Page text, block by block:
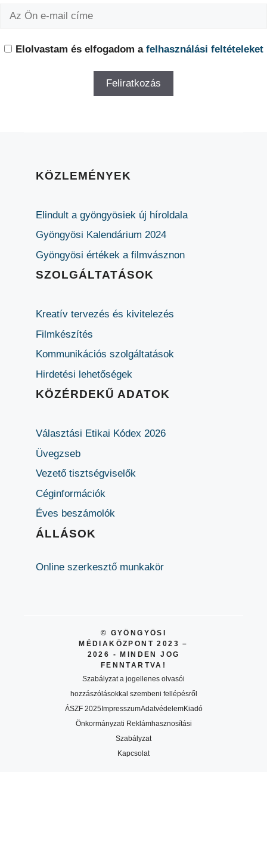
Elolvastam és elfogadom a felhasználási feltételeket
KÖZLEMÉNYEK
Elindult a gyöngyösiek új híroldala
Gyöngyösi Kalendárium 2024
Gyöngyösi értékek a filmvásznon
SZOLGÁLTATÁSOK
Kreatív tervezés és kivitelezés
Filmkészítés
Kommunikációs szolgáltatások
Hirdetési lehetőségek
KÖZÉRDEKŰ ADATOK
Választási Etikai Kódex 2026
Üvegzseb
Vezető tisztségviselők
Céginformációk
Éves beszámolók
ÁLLÁSOK
Online szerkesztő munkakör
© GYÖNGYÖSI
MÉDIAKÖZPONT 2023 –
2026 - MINDEN JOG
FENNTARTVA!
Szabályzat a jogellenes olvasói
hozzászólásokkal szembeni fellépésről
ÁSZF 2025ImpresszumAdatvédelemKiadó
Önkormányzati Reklámhasznosítási
Szabályzat
Kapcsolat